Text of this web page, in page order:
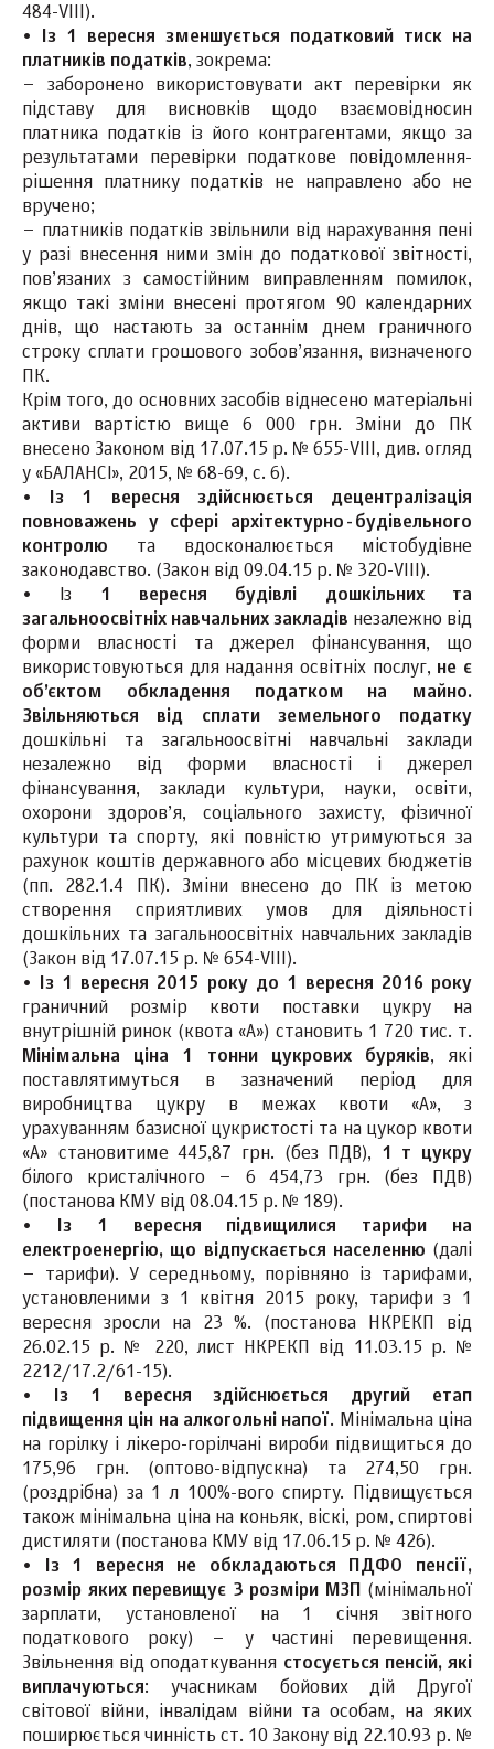
484-VIII).
•
Із 1 вересня зменшується податковий тиск на
платників податків, зокрема:
– заборонено використовувати акт перевірки як
підставу для висновків щодо взаємовідносин
платника податків із його контрагентами, якщо за
результатами перевірки податкове повідомлення-
рішення платнику податків не направлено або не
вручено;
– платників податків звільнили від нарахування пені
у разі внесення ними змін до податкової звітності,
пов’язаних з самостійним виправленням помилок,
якщо такі зміни внесені протягом 90 календарних
днів, що настають за останнім днем граничного
строку сплати грошового зобов’язання, визначеного
ПК.
Крім того, до основних засобів віднесено матеріальні
активи вартістю вище 6 000 грн. Зміни до ПК
внесено Законом від 17.07.15 р. № 655-VIII, див. огляд
у «БАЛАНСІ», 2015, № 68-69, с. 6).
•
Із 1 вересня здійснюється децентралізація
повноважень у сфері архітектурно-будівельного
контролю та вдосконалюється містобудівне
законодавство. (Закон від 09.04.15 р. № 320-VIII).
• Із 1 вересня будівлі дошкільних та
загальноосвітніх навчальних закладів незалежно від
форми власності та джерел фінансування, що
використовуються для надання освітніх послуг, не є
об’єктом обкладення податком на майно.
Звільняються від сплати земельного податку
дошкільні та загальноосвітні навчальні заклади
незалежно від форми власності і джерел
фінансування, заклади культури, науки, освіти,
охорони здоров’я, соціального захисту, фізичної
культури та спорту, які повністю утримуються за
рахунок коштів державного або місцевих бюджетів
(пп. 282.1.4 ПК). Зміни внесено до ПК із метою
створення сприятливих умов для діяльності
дошкільних та загальноосвітніх навчальних закладів
(Закон від 17.07.15 р. № 654-VIII).
•
Із 1 вересня 2015 року до 1 вересня 2016 року
граничний розмір квоти поставки цукру на
внутрішній ринок (квота «А») становить 1 720 тис. т.
Мінімальна ціна 1 тонни цукрових буряків, які
поставлятимуться в зазначений період для
виробництва цукру в межах квоти «А», з
урахуванням базисної цукристості та на цукор квоти
«А» становитиме 445,87 грн. (без ПДВ), 1 т цукру
білого кристалічного – 6 454,73 грн. (без ПДВ)
(постанова КМУ від 08.04.15 р. № 189).
•
Із 1 вересня підвищилися тарифи на
електроенергію, що відпускається населенню (далі
– тарифи). У середньому, порівняно із тарифами,
установленими з 1 квітня 2015 року, тарифи з 1
вересня зросли на 23 %. (постанова НКРЕКП від
26.02.15 р. № 220, лист НКРЕКП від 11.03.15 р. №
2212/17.2/61-15).
•
Із 1 вересня здійснюється другий етап
підвищення цін на алкогольні напої. Мінімальна ціна
на горілку і лікеро-горілчані вироби підвищиться до
175,96 грн. (оптово-відпускна) та 274,50 грн.
(роздрібна) за 1 л 100%-вого спирту. Підвищується
також мінімальна ціна на коньяк, віскі, ром, спиртові
дистиляти (постанова КМУ від 17.06.15 р. № 426).
•
Із 1 вересня не обкладаються ПДФО пенсії,
розмір яких перевищує 3 розміри МЗП
(мiнiмальної
зарплати, установленої на 1 січня звітного
податкового року) – у частині перевищення.
Звільнення від оподаткування стосується пенсій, які
виплачуються: учасникам бойових дій Другої
світової війни, інвалідам війни та особам, на яких
поширюється чинність ст. 10 Закону від 22.10.93 р. №